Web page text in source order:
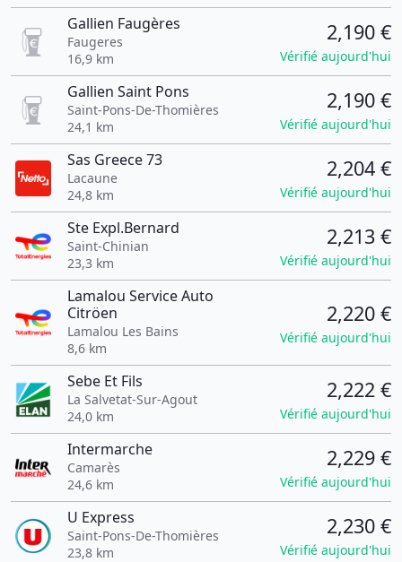
Gallien Faugères
Faugeres
16,9 km
2,190 €
Vérifié aujourd'hui
Gallien Saint Pons
Saint-Pons-De-Thomières
24,1 km
2,190 €
Vérifié aujourd'hui
Sas Greece 73
Lacaune
24,8 km
2,204 €
Vérifié aujourd'hui
Ste Expl.Bernard
Saint-Chinian
23,3 km
2,213 €
Vérifié aujourd'hui
Lamalou Service Auto
Citröen
Lamalou Les Bains
8,6 km
2,220 €
Vérifié aujourd'hui
Sebe Et Fils
La Salvetat-Sur-Agout
24,0 km
2,222 €
Vérifié aujourd'hui
Intermarche
Camarès
24,6 km
2,229 €
Vérifié aujourd'hui
U Express
Saint-Pons-De-Thomières
23,8 km
2,230 €
Vérifié aujourd'hui